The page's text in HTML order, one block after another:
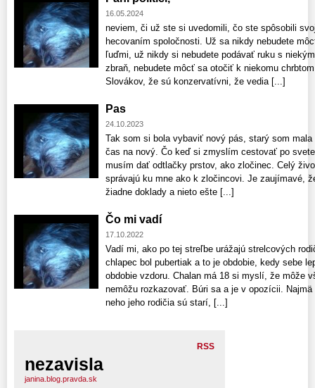
16.05.2024
neviem, či už ste si uvedomili, čo ste spôsobili
hecovaním spoločnosti. Už sa nikdy nebudete
ľuďmi, už nikdy si nebudete podávať ruku s
zbraň, nebudete môcť sa otočiť k niekomu
Slovákov, že sú konzervatívni, že vedia [...]
Pas
24.10.2023
Tak som si bola vybaviť nový pás, starý som
čas na nový. Čo keď si zmyslím cestovať po
musím dať odtlačky prstov, ako zločinec. Celý
správajú ku mne ako k zločincovi. Je zaujímavé,
žiadne doklady a nieto ešte [...]
Čo mi vadí
17.10.2022
Vadí mi, ako po tej streľbe urážajú strelcových
chlapec bol pubertiak a to je obdobie, kedy sebe
obdobie vzdoru. Chalan má 18 si myslí, že môže
nemôžu rozkazovať. Búri sa a je v opozícii.
neho jeho rodičia sú starí, [...]
RSS
nezavisla
janina.blog.pravda.sk